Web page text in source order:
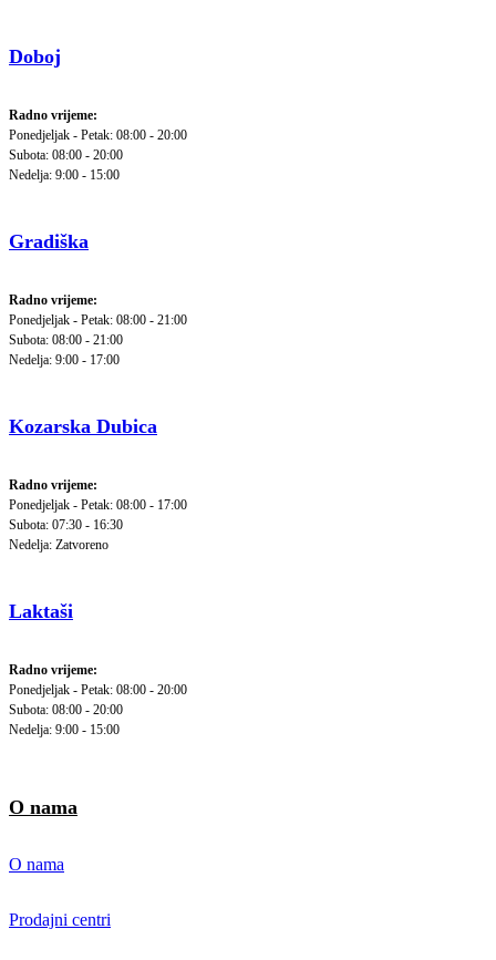
Doboj
Radno vrijeme:
Ponedjeljak - Petak: 08:00 - 20:00
Subota: 08:00 - 20:00
Nedelja: 9:00 - 15:00
Gradiška
Radno vrijeme:
Ponedjeljak - Petak: 08:00 - 21:00
Subota: 08:00 - 21:00
Nedelja: 9:00 - 17:00
Kozarska Dubica
Radno vrijeme:
Ponedjeljak - Petak: 08:00 - 17:00
Subota: 07:30 - 16:30
Nedelja: Zatvoreno
Laktaši
Radno vrijeme:
Ponedjeljak - Petak: 08:00 - 20:00
Subota: 08:00 - 20:00
Nedelja: 9:00 - 15:00
O nama
O nama
Prodajni centri